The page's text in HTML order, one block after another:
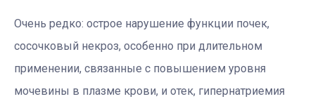
Очень редко: острое нарушение функции почек,
сосочковый некроз, особенно при длительном
применении, связанные с повышением уровня
мочевины в плазме крови, и отек, гипернатриемия